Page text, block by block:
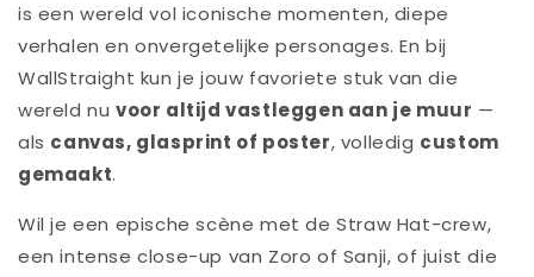
is een wereld vol iconische momenten, diepe
verhalen en onvergetelijke personages. En bij
WallStraight kun je jouw favoriete stuk van die
wereld nu voor altijd vastleggen aan je muur —
als canvas, glasprint of poster, volledig custom
gemaakt.
Wil je een epische scène met de Straw Hat-crew,
een intense close-up van Zoro of Sanji, of juist die